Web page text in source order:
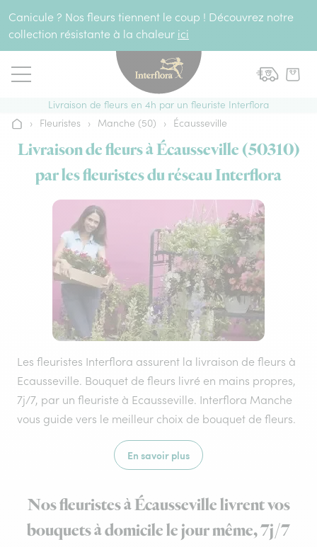
Canicule ? Nos fleurs tiennent le coup ! Découvrez notre
collection résistante à la chaleur ici
Livraison de fleurs en 4h par un fleuriste Interflora
Accueil
› Fleuristes › Manche (50) › Écausseville
Livraison de fleurs à Écausseville (50310)
par les fleuristes du réseau Interflora
Les fleuristes Interflora assurent la livraison de fleurs à
Ecausseville. Bouquet de fleurs livré en mains propres,
7j/7, par un fleuriste à Ecausseville. Interflora Manche
vous guide vers le meilleur choix de bouquet de fleurs.
En savoir plus
Nos fleuristes à Écausseville livrent vos
bouquets à domicile le jour même, 7j/7